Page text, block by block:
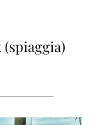
(spiaggia)